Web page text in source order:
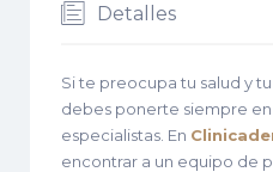
Detalles
Si te preocupa tu salud y
debes ponerte siempre
especialistas. En
encontrar a un equipo de